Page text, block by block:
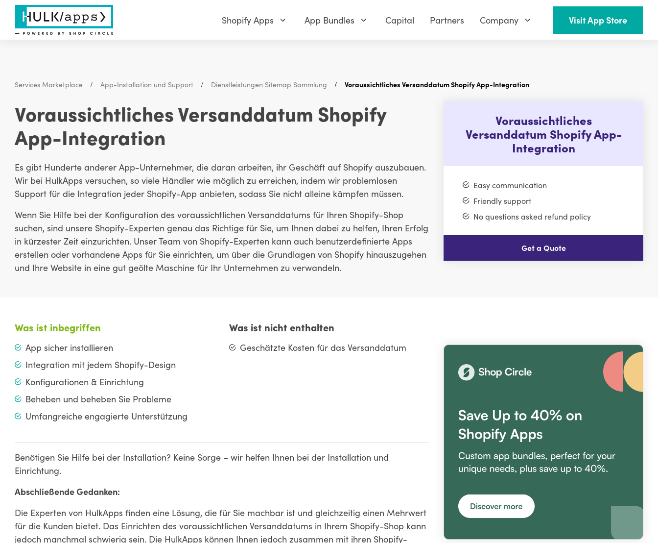
Shopify Apps App Bundles Capital Partners Company Visit App Store
Services Marketplace App-Installation und Support Dienstleistungen Sitemap Sammlung Voraussichtliches Versanddatum Shopify App-Integration
Voraussichtliches Versanddatum Shopify
App-Integration
Es gibt Hunderte anderer App-Unternehmer, die daran arbeiten, ihr Geschäft auf Shopify auszubauen.
Wir bei HulkApps versuchen, so viele Händler wie möglich zu erreichen, indem wir problemlosen
Support für die Integration jeder Shopify-App anbieten, sodass Sie nicht alleine kämpfen müssen.
Wenn Sie Hilfe bei der Konfiguration des voraussichtlichen Versanddatums für Ihren Shopify-Shop
suchen, sind unsere Shopify-Experten genau das Richtige für Sie, um Ihnen dabei zu helfen, Ihren Erfolg
in kürzester Zeit einzurichten. Unser Team von Shopify-Experten kann auch benutzerdefinierte Apps
erstellen oder vorhandene Apps für Sie einrichten, um über die Grundlagen von Shopify hinauszugehen
und Ihre Website in eine gut geölte Maschine für Ihr Unternehmen zu verwandeln.
Voraussichtliches
Versanddatum Shopify App-
Integration
Easy communication
Friendly support
No questions asked refund policy
Get a Quote
Was ist inbegriffen
App sicher installieren
Integration mit jedem Shopify-Design
Konfigurationen & Einrichtung
Beheben und beheben Sie Probleme
Umfangreiche engagierte Unterstützung
Was ist nicht enthalten
Geschätzte Kosten für das Versanddatum
Benötigen Sie Hilfe bei der Installation? Keine Sorge – wir helfen Ihnen bei der Installation und
Einrichtung.
Abschließende Gedanken:
Die Experten von HulkApps finden eine Lösung, die für Sie machbar ist und gleichzeitig einen Mehrwert
für die Kunden bietet. Das Einrichten des voraussichtlichen Versanddatums in Ihrem Shopify-Shop kann
jedoch manchmal schwierig sein. Die HulkApps können Ihnen jedoch zusammen mit ihren Shopify-